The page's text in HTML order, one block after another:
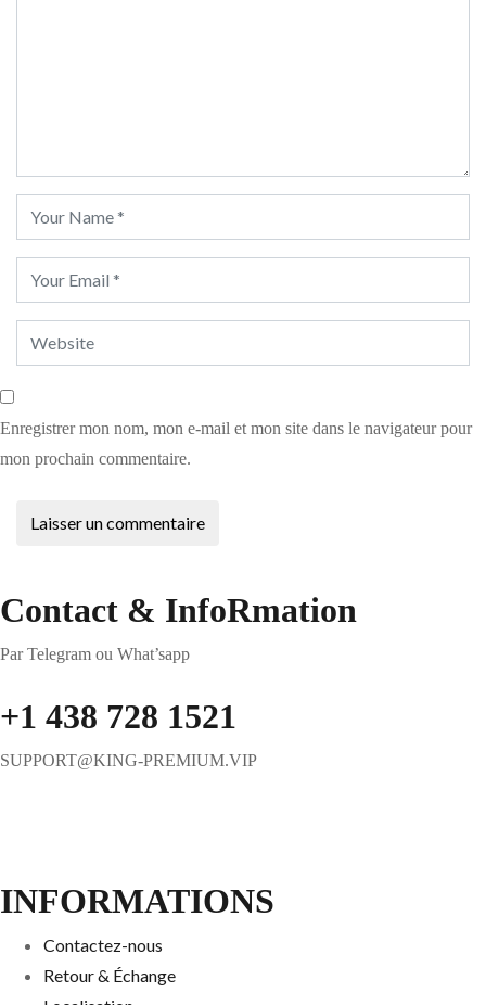
Enregistrer mon nom, mon e-mail et mon site dans le navigateur pour
mon prochain commentaire.
Contact & InfoRmation
Par Telegram ou What’sapp
+1 438 728 1521
SUPPORT@KING-PREMIUM.VIP
INFORMATIONS
Contactez-nous
Retour & Échange